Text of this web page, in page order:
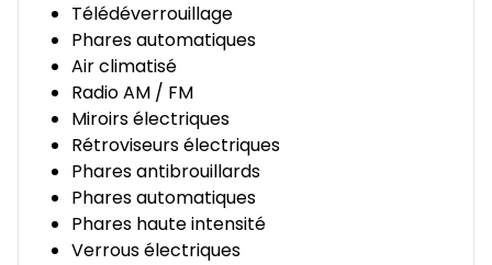
Télédéverrouillage
Phares automatiques
Air climatisé
Radio AM / FM
Miroirs électriques
Rétroviseurs électriques
Phares antibrouillards
Phares automatiques
Phares haute intensité
Verrous électriques